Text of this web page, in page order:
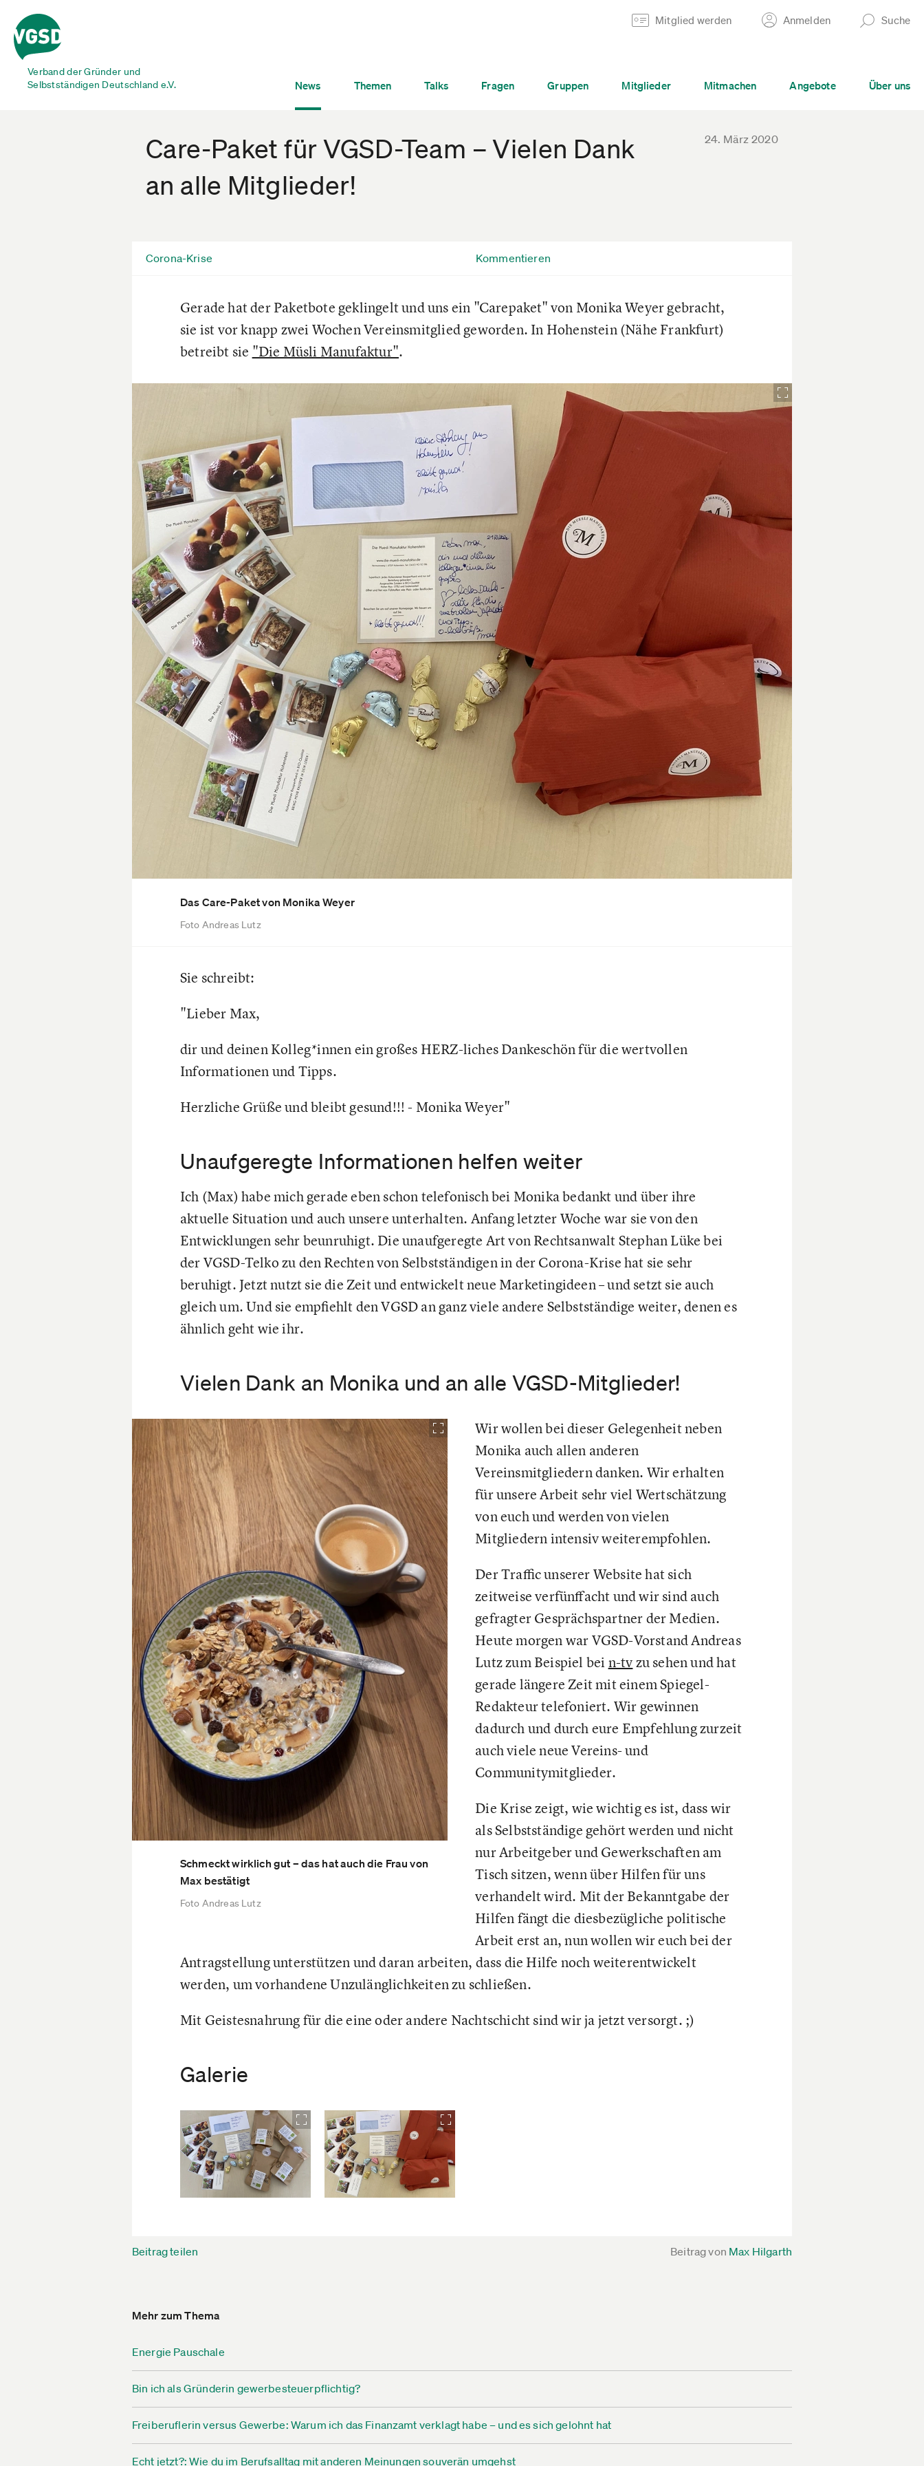
Verband der Gründer und
Selbstständigen Deutschland e.V.
Mitglied werden Anmelden Suche
News Themen Talks Fragen Gruppen Mitglieder Mitmachen Angebote Über uns
Care-Paket für VGSD-Team – Vielen Dank
an alle Mitglieder!
24. März 2020
Corona-Krise Kommentieren
Gerade hat der Paketbote geklingelt und uns ein "Carepaket" von Monika Weyer gebracht,
sie ist vor knapp zwei Wochen Vereinsmitglied geworden. In Hohenstein (Nähe Frankfurt)
betreibt sie "Die Müsli Manufaktur".
Das Care-Paket von Monika Weyer
Foto Andreas Lutz
Sie schreibt:
"Lieber Max,
dir und deinen Kolleg*innen ein großes HERZ-liches Dankeschön für die wertvollen
Informationen und Tipps.
Herzliche Grüße und bleibt gesund!!! - Monika Weyer"
Unaufgeregte Informationen helfen weiter
Ich (Max) habe mich gerade eben schon telefonisch bei Monika bedankt und über ihre
aktuelle Situation und auch unsere unterhalten. Anfang letzter Woche war sie von den
Entwicklungen sehr beunruhigt. Die unaufgeregte Art von Rechtsanwalt Stephan Lüke bei
der VGSD-Telko zu den Rechten von Selbstständigen in der Corona-Krise hat sie sehr
beruhigt. Jetzt nutzt sie die Zeit und entwickelt neue Marketingideen – und setzt sie auch
gleich um. Und sie empfiehlt den VGSD an ganz viele andere Selbstständige weiter, denen es
ähnlich geht wie ihr.
Vielen Dank an Monika und an alle VGSD-Mitglieder!
Schmeckt wirklich gut – das hat auch die Frau von
Max bestätigt
Foto Andreas Lutz
Wir wollen bei dieser Gelegenheit neben
Monika auch allen anderen
Vereinsmitgliedern danken. Wir erhalten
für unsere Arbeit sehr viel Wertschätzung
von euch und werden von vielen
Mitgliedern intensiv weiterempfohlen.
Der Traffic unserer Website hat sich
zeitweise verfünffacht und wir sind auch
gefragter Gesprächspartner der Medien.
Heute morgen war VGSD-Vorstand Andreas
Lutz zum Beispiel bei n-tvzu sehen und hat
gerade längere Zeit mit einem Spiegel-
Redakteur telefoniert. Wir gewinnen
dadurch und durch eure Empfehlung zurzeit
auch viele neue Vereins- und
Communitymitglieder.
Die Krise zeigt, wie wichtig es ist, dass wir
als Selbstständige gehört werden und nicht
nur Arbeitgeber und Gewerkschaften am
Tisch sitzen, wenn über Hilfen für uns
verhandelt wird. Mit der Bekanntgabe der
Hilfen fängt die diesbezügliche politische
Arbeit erst an, nun wollen wir euch bei der
Antragstellung unterstützen und daran arbeiten, dass die Hilfe noch weiterentwickelt
werden, um vorhandene Unzulänglichkeiten zu schließen.
Mit Geistesnahrung für die eine oder andere Nachtschicht sind wir ja jetzt versorgt. ;)
Galerie
Beitrag teilen Beitrag von Max Hilgarth
Mehr zum Thema
Energie Pauschale
Bin ich als Gründerin gewerbesteuerpflichtig?
Freiberuflerin versus Gewerbe: Warum ich das Finanzamt verklagt habe – und es sich gelohnt hat
Echt jetzt?: Wie du im Berufsalltag mit anderen Meinungen souverän umgehst